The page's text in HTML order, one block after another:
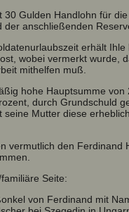
30 Gulden Handlohn für
der anschließenden
erhält Ihle
wobei vermerkt wurde,
mithelfen muß.
hohe Hauptsumme von
durch Grundschuld
seine Mutter diese
vermutlich den Ferdinand
Seite:
von Ferdinand mit